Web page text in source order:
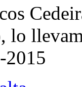
lo
2015